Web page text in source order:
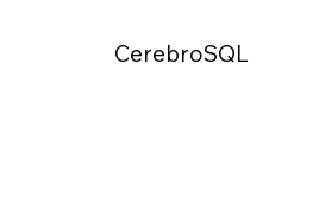
CerebroSQL